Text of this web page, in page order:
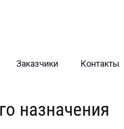
Заказчики Контакты
назначения